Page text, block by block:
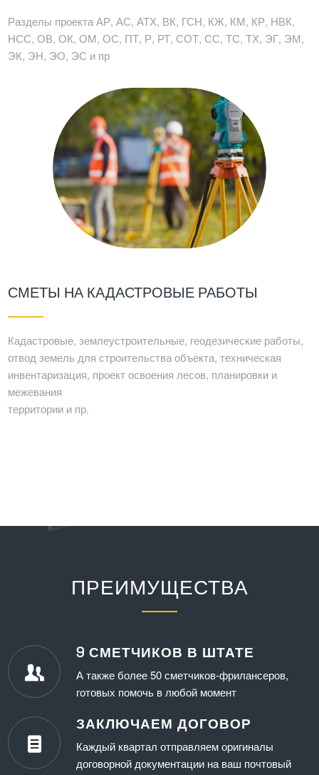
Разделы проекта АР, АС, АТХ, ВК, ГСН, КЖ, КМ, КР, НВК,
НСС, ОВ, ОК, ОМ, ОС, ПТ, Р, РТ, СОТ, СС, ТС, ТХ, ЭГ, ЭМ,
ЭК, ЭН, ЭО, ЭС и пр
СМЕТЫ НА КАДАСТРОВЫЕ РАБОТЫ
Кадастровые, землеустроительные, геодезические работы,
отвод земель для строительства объекта, техническая
инвентаризация, проект освоения лесов, планировки и
межевания
территории и пр.
ПРЕИМУЩЕСТВА
9 СМЕТЧИКОВ В ШТАТЕ
А также более 50 сметчиков-фрилансеров,
готовых помочь в любой момент
ЗАКЛЮЧАЕМ ДОГОВОР
Каждый квартал отправляем оригиналы
договорной документации на ваш почтовый